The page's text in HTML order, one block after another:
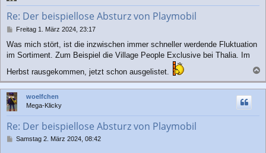
Re: Der beispiellose Absturz von Playmobil
B
i
t
a
g
Freitag 1. März 2024, 23:17
Was mich stört, ist die inzwischen immer schneller werdende Fluktuation
im Sortiment. Zum Beispiel die Village People Exclusive bei Thalia. Im
Herbst rausgekommen, jetzt schon ausgelistet.
a
c
woelfchen
Mega-Klicky
Re: Der beispiellose Absturz von Playmobil
BSamstag 2. März 2024, 08:42